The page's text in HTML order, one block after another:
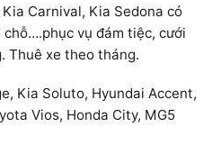
Carnival, Kia Sedona có
vụ đám tiệc, cưới
Thuê xe theo tháng.
Kia Soluto, Hyundai Accent,
Vios, Honda City, MG5